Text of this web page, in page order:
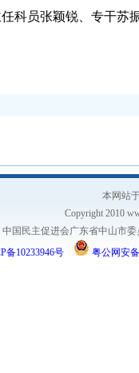
科员张颖锐、专干苏
本网站
Copyright 2010
中国民主促进会广东省中山市
备10233946号
粤公网安